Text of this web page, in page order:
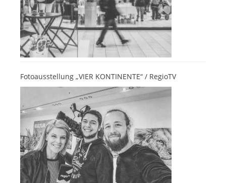
Fotoausstellung „VIER KONTINENTE“ / RegioTV